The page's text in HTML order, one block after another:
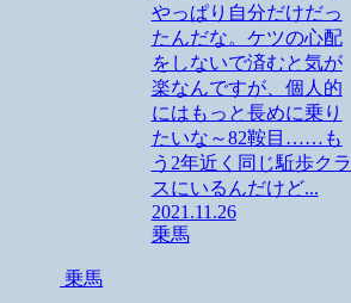
やっぱり自分だけだっ
たんだな。ケツの心配
をしないで済むと気が
楽なんですが、個人的
にはもっと長めに乗り
たいな～82鞍目……も
う2年近く同じ駈歩クラ
スにいるんだけど...
2021.11.26
乗馬
乗馬